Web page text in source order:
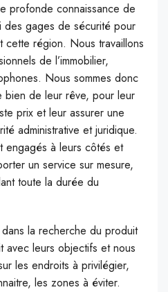
profonde connaissance de
des gages de sécurité pour
cette région. Nous travaillons
de l’immobilier,
Nous sommes donc
bien de leur rêve, pour leur
prix et leur assurer une
administrative et juridique.
engagés à leurs côtés et
un service sur mesure,
toute la durée du
la recherche du produit
avec leurs objectifs et nous
les endroits à privilégier,
les zones à éviter.